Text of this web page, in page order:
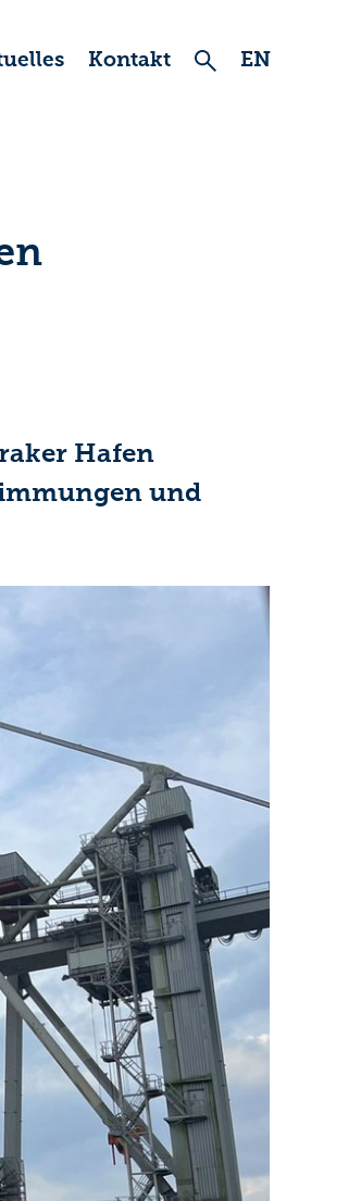
Kontakt EN
Hafen
und